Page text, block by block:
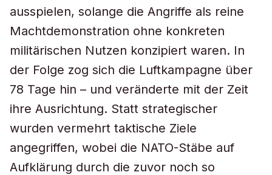
ausspielen, solange die Angriffe als reine
Machtdemonstration ohne konkreten
militärischen Nutzen konzipiert waren. In
der Folge zog sich die Luftkampagne über
78 Tage hin – und veränderte mit der Zeit
ihre Ausrichtung. Statt strategischer
wurden vermehrt taktische Ziele
angegriffen, wobei die NATO-Stäbe auf
Aufklärung durch die zuvor noch so